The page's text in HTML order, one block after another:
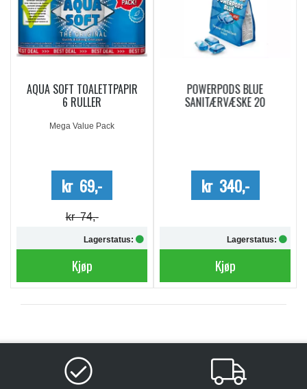
AQUA SOFT TOALETTPAPIR
6 RULLER
Mega Value Pack
kr 69,-
kr 74,-
Lagerstatus:
Kjøp
POWERPODS BLUE
SANITÆRVÆSKE 20
kr 340,-
Lagerstatus:
Kjøp